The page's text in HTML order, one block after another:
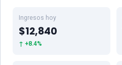
Ingresos hoy
$12,840
↑ +8.4%